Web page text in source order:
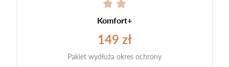
Komfort+
149 zł
Pakiet wydłuża okres ochrony